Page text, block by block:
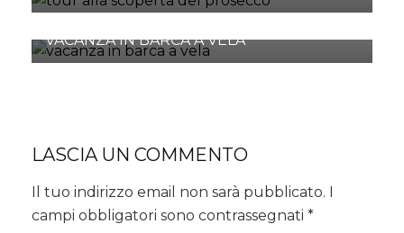
VACANZA IN BARCA A VELA
LASCIA UN COMMENTO
Il tuo indirizzo email non sarà pubblicato.
campi obbligatori sono contrassegnati *